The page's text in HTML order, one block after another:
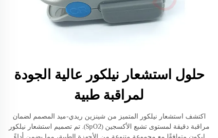
حلول استشعار نيلكور عالية الجودة
لمراقبة طبية
اكتشف استشعار نيلكور المتميز من شينزين ريدي-ميد المصمم لضمان
مراقبة دقيقة لمستوى تشبع الأكسجين (SpO2). تم تصميم استشعار نيلكور
ليكون متوافقًا مع مجموعة متنوعة من الأجهزة الطبية، مما يضمن أداءً